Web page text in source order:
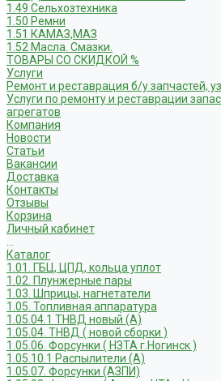
1.49 Сельхозтехника
1.50 Ремни
1.51 КАМАЗ,МАЗ
1.52 Масла. Смазки.
ТОВАРЫ СО СКИДКОЙ %
Услуги
Ремонт и реставрация б/у запчастей,
Услуги по ремонту и реставрации
агрегатов
Компания
Новости
Статьи
Вакансии
Доставка
Контакты
Отзывы
Корзина
Личный кабинет
Каталог
1.01. ГБЦ, ЦПД, кольца уплот
1.02. Плунжерные пары
1.03. Шприцы, нагнетатели
1.05. Топливная аппаратура
1.05.04.1 ТНВД новый (А)
1.05.04. ТНВД ( новой сборки )
1.05.06. Форсунки ( НЗТА г.Ногинск )
1.05.10.1 Распылители (А)
1.05.07. Форсунки (АЗПИ)